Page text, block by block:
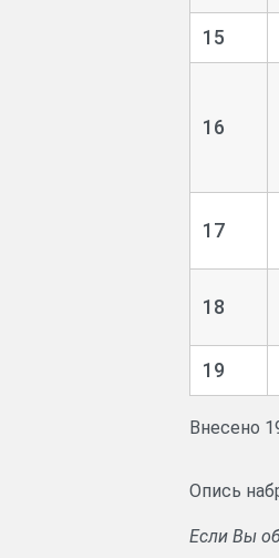
15
16
17
18
19
Внесено
Опись
Если Вы